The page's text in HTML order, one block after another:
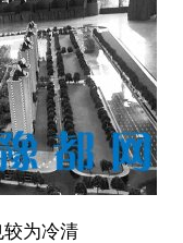
为冷清